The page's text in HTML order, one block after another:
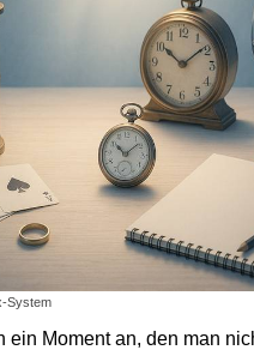
System
ein Moment an, den man